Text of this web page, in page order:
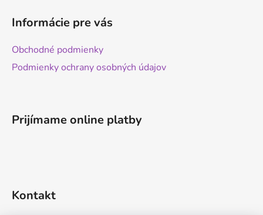
Informácie pre vás
Obchodné podmienky
Podmienky ochrany osobných údajov
Prijímame online platby
Kontakt